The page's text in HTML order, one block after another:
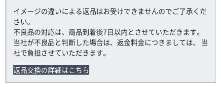
イメージの違いによる返品はお受けできませんのでご了承くだ
さい。
不良品の対応は、商品到着後7日以内とさせていただきます。
当社が不良品と判断した場合は、返金料金につきましては、 当
社で負担させていただきます。
返品交換の詳細はこちら